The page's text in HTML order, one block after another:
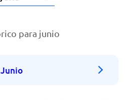
para junio
Junio